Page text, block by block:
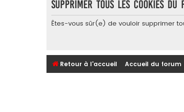
Supprimer tous les cookies du
Êtes-vous sûr(e) de vouloir supprimer
Retour à l'accueil Accueil du forum